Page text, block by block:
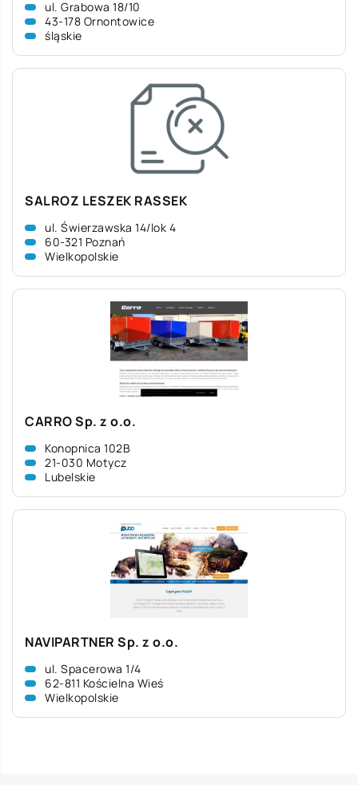
ul. Grabowa 18/10
43-178 Ornontowice
śląskie
SALROZ LESZEK RASSEK
ul. Świerzawska 14/lok 4
60-321 Poznań
Wielkopolskie
CARRO Sp. z o.o.
Konopnica 102B
21-030 Motycz
Lubelskie
NAVIPARTNER Sp. z o.o.
ul. Spacerowa 1/4
62-811 Kościelna Wieś
Wielkopolskie